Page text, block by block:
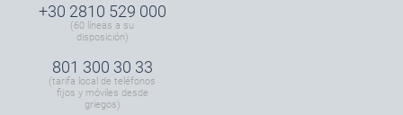
+30 2810 529 000
(60 líneas a su
disposición)
801 300 30 33
(tarifa local de teléfonos
fijos y móviles desde
griegos)